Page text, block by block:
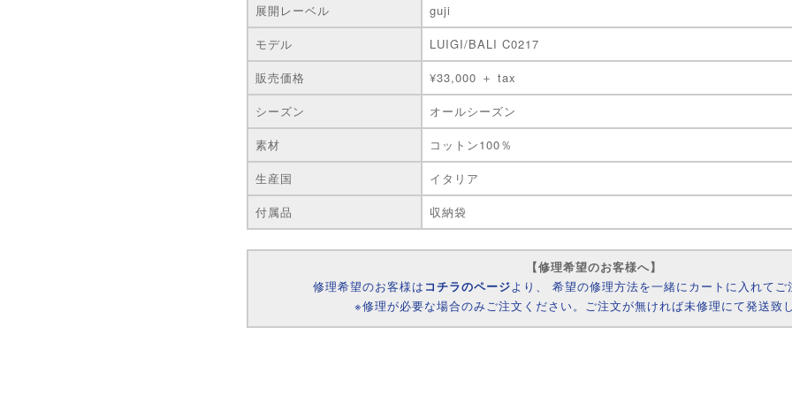
展開レーベル
guji
モデル
LUIGI/BALI C0217
販売価格
¥33,000 ＋ tax
シーズン
オールシーズン
素材
コットン100％
生産国
イタリア
付属品
収納袋
【修理希望のお客様へ】
修理希望のお客様は コチラのページより、 希望の修理方法を一緒にカートに入れてご
※修理が必要な場合のみご注文ください。ご注文が無ければ未修理にて発送致し